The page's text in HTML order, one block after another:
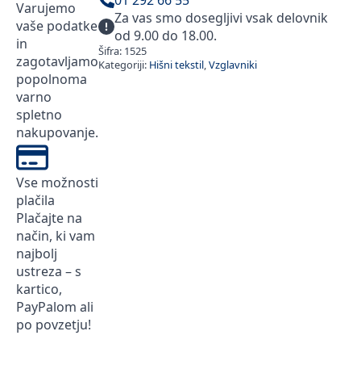
Varujemo
vaše podatke
in
zagotavljamo
popolnoma
varno
spletno
nakupovanje.
Vse možnosti
plačila
Plačajte na
način, ki vam
najbolj
ustreza – s
kartico,
PayPalom ali
po povzetju!
Za vas smo dosegljivi vsak delovnik
od 9.00 do 18.00.
Šifra: 1525
Kategoriji: Hišni tekstil,Vzglavniki